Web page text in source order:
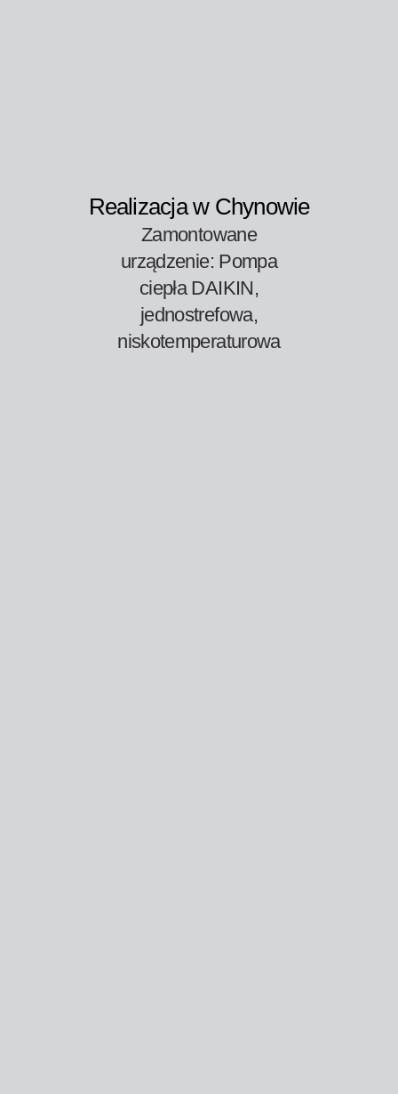
Realizacja w Chynowie
Zamontowane
urządzenie: Pompa
ciepła DAIKIN,
jednostrefowa,
niskotemperaturowa